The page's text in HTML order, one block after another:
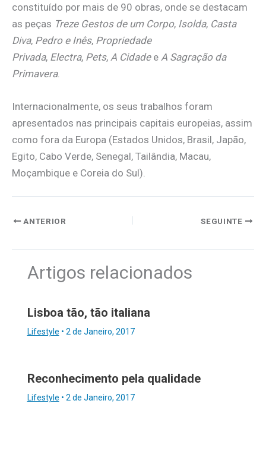
constituído por mais de 90 obras, onde se destacam
as peças Treze Gestos de um Corpo, Isolda, Casta
Diva, Pedro e Inês, Propriedade
Privada, Electra, Pets, A Cidadee A Sagração da
Primavera.
Internacionalmente, os seus trabalhos foram
apresentados nas principais capitais europeias, assim
como fora da Europa (Estados Unidos, Brasil, Japão,
Egito, Cabo Verde, Senegal, Tailândia, Macau,
Moçambique e Coreia do Sul).
ANTERIOR SEGUINTE
Artigos relacionados
Lisboa tão, tão italiana
Lifestyle • 2 de Janeiro, 2017
Reconhecimento pela qualidade
Lifestyle • 2 de Janeiro, 2017